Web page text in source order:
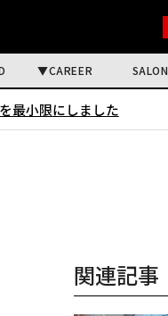
CAREER SALON
最小限にしました
関連記事